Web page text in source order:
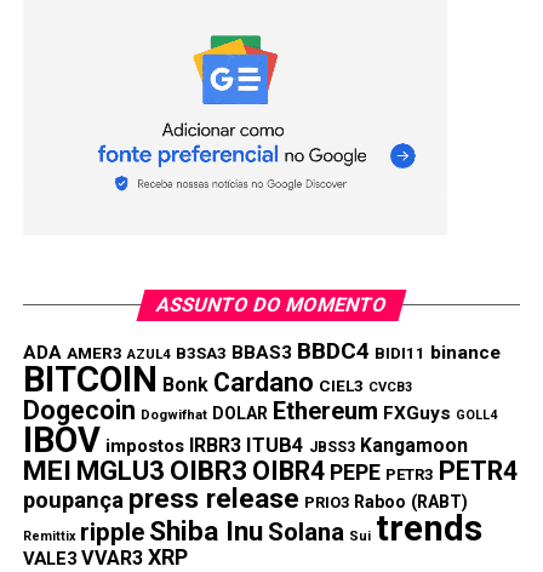
TÓPICOS RELACIONADOS: BTOW3
Interesses de rivais mostra força que a Oi tem no
mercado
ASSUNTO DO MOMENTO
ADA AMER3 AZUL4 B3SA3 BBAS3 BBDC4 BIDI11 binance
BITCOIN Bonk Cardano CIEL3 CVCB3
Dogecoin Dogwifhat DOLAR Ethereum FXGuys GOLL4
IBOV impostos IRBR3 ITUB4 JBSS3 Kangamoon
MEI MGLU3 OIBR3 OIBR4 PEPE PETR3 PETR4
poupança press release PRIO3 Raboo (RABT)
Remittix ripple Shiba Inu Solana Sui trends
VALE3 VVAR3 XRP